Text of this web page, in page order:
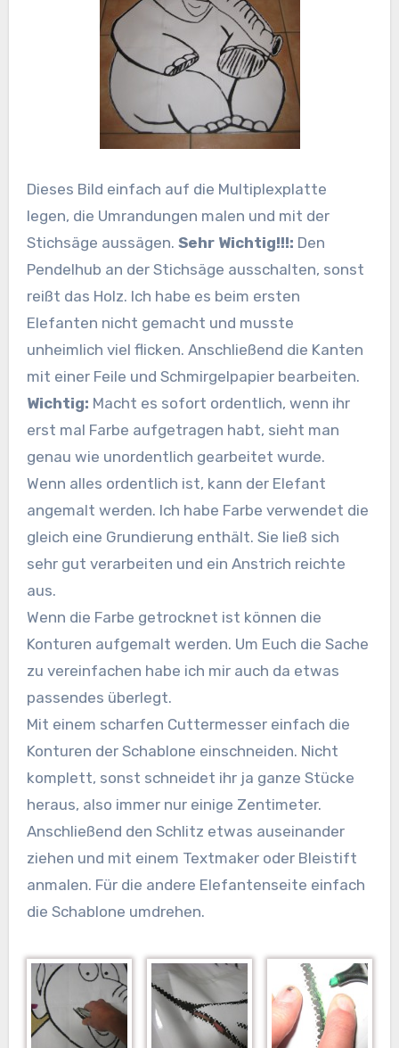
Dieses Bild einfach auf die Multiplexplatte
legen, die Umrandungen malen und mit der
Stichsäge aussägen. Sehr Wichtig!!!: Den
Pendelhub an der Stichsäge ausschalten, sonst
reißt das Holz. Ich habe es beim ersten
Elefanten nicht gemacht und musste
unheimlich viel flicken. Anschließend die Kanten
mit einer Feile und Schmirgelpapier bearbeiten.
Wichtig: Macht es sofort ordentlich, wenn ihr
erst mal Farbe aufgetragen habt, sieht man
genau wie unordentlich gearbeitet wurde.
Wenn alles ordentlich ist, kann der Elefant
angemalt werden. Ich habe Farbe verwendet die
gleich eine Grundierung enthält. Sie ließ sich
sehr gut verarbeiten und ein Anstrich reichte
aus.
Wenn die Farbe getrocknet ist können die
Konturen aufgemalt werden. Um Euch die Sache
zu vereinfachen habe ich mir auch da etwas
passendes überlegt.
Mit einem scharfen Cuttermesser einfach die
Konturen der Schablone einschneiden. Nicht
komplett, sonst schneidet ihr ja ganze Stücke
heraus, also immer nur einige Zentimeter.
Anschließend den Schlitz etwas auseinander
ziehen und mit einem Textmaker oder Bleistift
anmalen. Für die andere Elefantenseite einfach
die Schablone umdrehen.